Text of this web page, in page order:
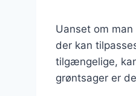
Uanset om
der kan
tilgængelige,
grøntsager er